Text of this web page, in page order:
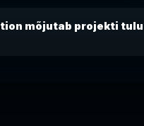
mõjutab projekti